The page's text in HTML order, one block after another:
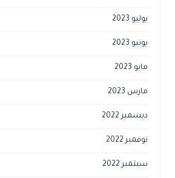
يوليو 2023
يونيو 2023
مايو 2023
مارس 2023
ديسمبر 2022
نوفمبر 2022
سبتمبر 2022